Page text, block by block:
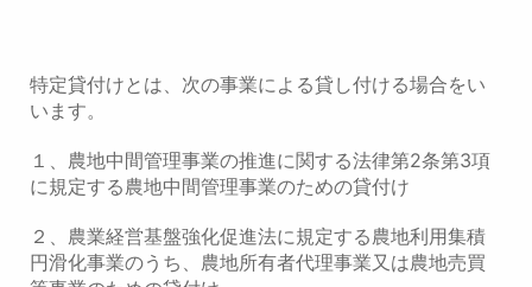
特定貸付けとは、次の事業による貸し付ける場合をい
います。
１、農地中間管理事業の推進に関する法律第2条第3項
に規定する農地中間管理事業のための貸付け
２、農業経営基盤強化促進法に規定する農地利用集積
円滑化事業のうち、農地所有者代理事業又は農地売買